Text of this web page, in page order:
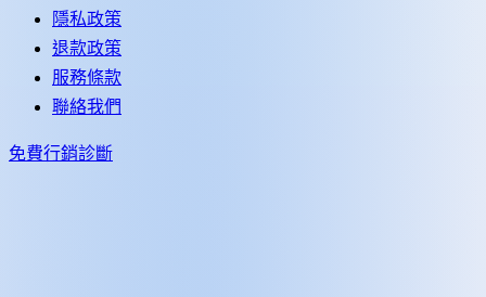
隱私政策
退款政策
服務條款
聯絡我們
免費行銷診斷